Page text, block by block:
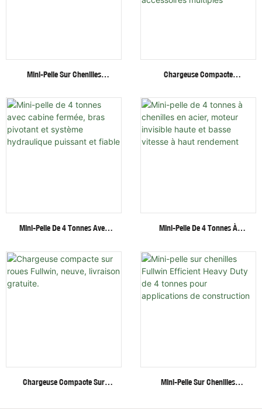
Mini-Pelle Sur Chenilles
Accessoires Multifonctionnels
Chargeuse Compacte
Chenilles/roues Fullwin Au
Meilleur Prix Avec Accessoires
Multiples
Mini-Pelle De 4 Tonnes Avec
Et Système Hydraulique
Puissant Et Fiable
Mini-Pelle De 4 Tonnes À
Invisible Haute Et Basse
Vitesse À Haut Rendement
Chargeuse Compacte Sur
Livraison Gratuite.
Mini-Pelle Sur Chenilles
4 Tonnes Pour Applications De